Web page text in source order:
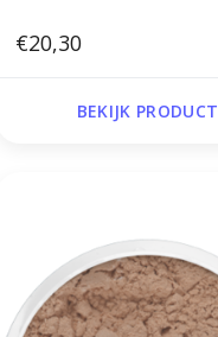
€20,30
BEKIJK PRODUCT